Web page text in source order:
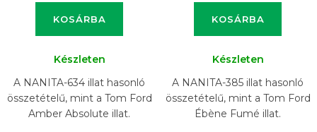
KOSÁRBA
Készleten
A NANITA-634 illat hasonló
összetételű, mint a Tom Ford
Amber Absolute illat.
KOSÁRBA
Készleten
A NANITA-385 illat hasonló
összetételű, mint a Tom Ford
Ébène Fumé illat.